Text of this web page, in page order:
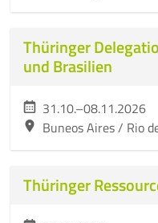
Thüringer Wärmetagung
10 Jahre ThEEN-Jubiläum
ThEEN-Fachforum
Thüringer
und Brasilien
31.10.–08.11.2026
Buneos Aires / Rio
Thüringer